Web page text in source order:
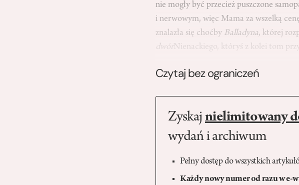
nie mogły być przecież puszczone
i nerwowym, więc Mama za wszelką
znalazła się choćby Balladyna, której
dwórNienackiego, któryś z kolei tom
Czytaj bez ograniczeń
Zyskaj nielimitowany
wydań i archiwum
Pełny dostęp do wszystkich
Każdy nowy numer od razu w e-